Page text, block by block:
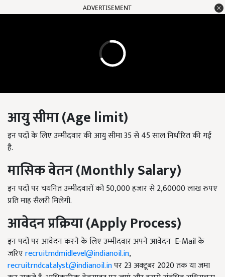
ADVERTISEMENT
आयुसीमा(Age limit)
इन पदों के लिए उम्मीदवार की आयु सीमा 35 से 45 साल निर्धारित की गई
है.
मासिकवेतन(Monthly Salary)
इन पदों पर चयनित उम्मीदवारों को 50,000 हजार से 2,60000 लाख रुपए
प्रति माह सैलरी मिलेगी.
आवेदनप्रक्रिया(Apply Process)
इन पदों पर आवेदन करने के लिए उम्मीदवार अपने आवेदन E-Mail के
जरिएrecruitmdmidlevel@indianoil.in,
recruitrndcatalyst@indianoil.inपर 23 अक्टूबर 2020 तक या जमा